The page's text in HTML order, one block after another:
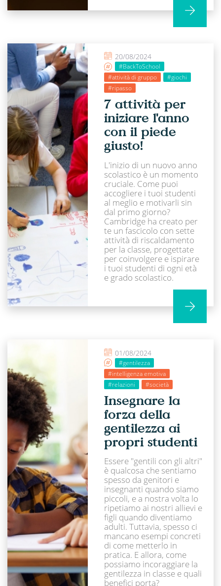
20/08/2024
#BackToSchool
#attività di gruppo
#giochi
#ripasso
7 attività per
iniziare l'anno
con il piede
giusto!
L'inizio di un nuovo anno
scolastico è un momento
cruciale. Come puoi
accogliere i tuoi studenti
al meglio e motivarli sin
dal primo giorno?
Cambridge ha creato per
te un fascicolo con sette
attività di riscaldamento
per la classe, progettate
per coinvolgere e ispirare
i tuoi studenti di ogni età
e grado scolastico.
01/08/2024
#gentilezza
#intelligenza emotiva
#relazioni
#società
Insegnare la
forza della
gentilezza ai
propri studenti
Essere "gentili con gli altri"
è qualcosa che sentiamo
spesso da genitori e
insegnanti quando siamo
piccoli, e a nostra volta lo
ripetiamo ai nostri allievi e
figli quando diventiamo
adulti. Tuttavia, spesso ci
mancano esempi concreti
di come metterlo in
pratica. E allora, come
possiamo incoraggiare la
gentilezza in classe e quali
benefici porta?